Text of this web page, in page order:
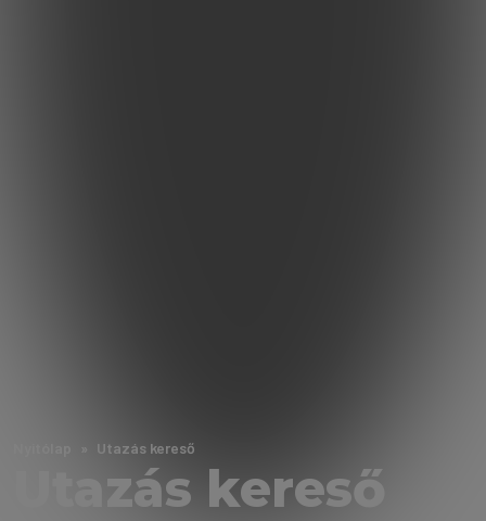
Utazás kereső
Utazás kereső